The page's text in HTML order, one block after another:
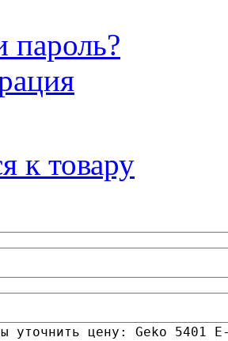
пароль?
к товару